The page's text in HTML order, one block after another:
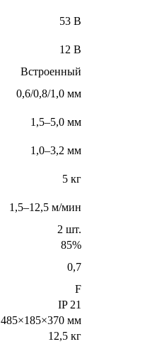
53 В
12 В
Встроенный
0,6/0,8/1,0 мм
1,5–5,0 мм
1,0–3,2 мм
5 кг
1,5–12,5 м/мин
2 шт.
85%
0,7
F
IP 21
485×185×370 мм
12,5 кг